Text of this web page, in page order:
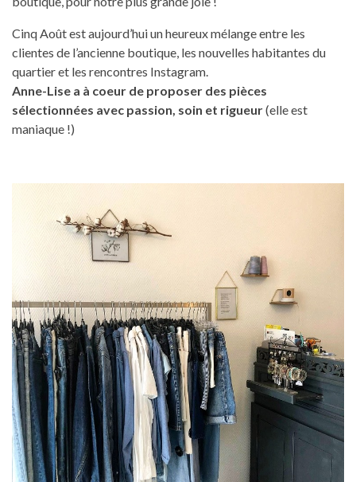
Cinq Août est aujourd’hui un heureux mélange entre les
clientes de l’ancienne boutique, les nouvelles habitantes du
quartier et les rencontres Instagram.
Anne-Lise a à coeur de proposer des pièces
sélectionnées avec passion, soin et rigueur(elle est
maniaque !)